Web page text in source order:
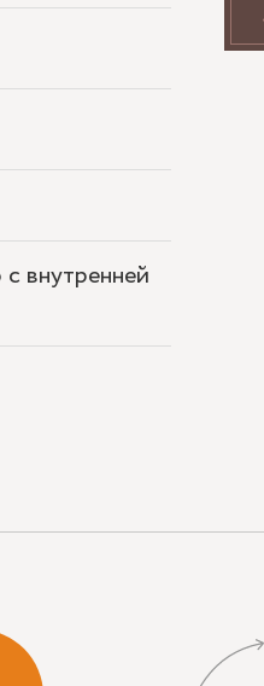
внутренней